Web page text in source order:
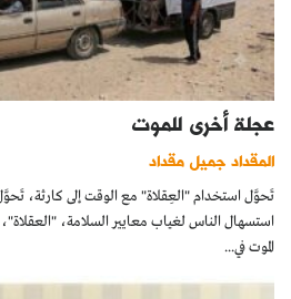
عجلة أخرى للموت
المقداد جميل مقداد
تَحوَّل استخدام "العِقلاة" مع الوقت إلى كارثة،
استسهال الناس لغياب معايير السلامة،
الموت في...